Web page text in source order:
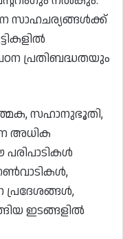
സാഹചര്യങ്ങൾക്ക്
പ്രതിബദ്ധതയും
സഹാനുഭൂതി,
അധിക
പരിപാടികൾ
പ്രദേശങ്ങൾ,
ഇടങ്ങളിൽ